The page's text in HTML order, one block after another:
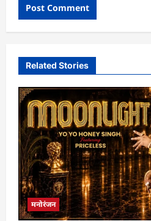
Related Stories
मनोरंजन